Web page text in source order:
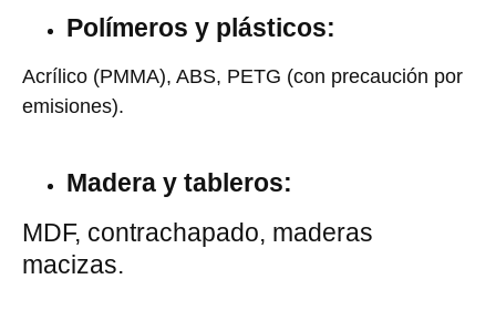
Polímeros y plásticos:
Acrílico (PMMA), ABS, PETG (con precaución por
emisiones).
Madera y tableros:
MDF, contrachapado, maderas
macizas.